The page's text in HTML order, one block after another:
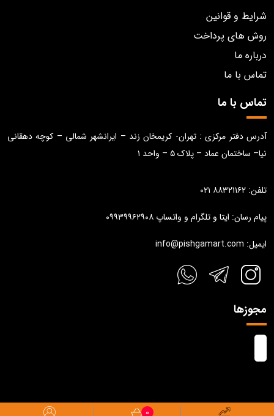
0
شرایط و قوانین
روش های پرداخت
درباره ما
تماس با ما
تماس با ما
آدرس دفتر مرکزی : تهران- کریمخان زند – ایرانشهر شمالی – کوچه دهقانی
نیا– ساختمان عماد – پلاک ۵ – واحد ۱
تلفن: ۸۸۳۲۱۱۶۲ ۰۲۱
پیام رسان: ایتا و تلگرام و واتساپ ۰۹۹۳۹۹۶۲۹۰۸
ایمیل: info@pishgamart.com
مجوزها